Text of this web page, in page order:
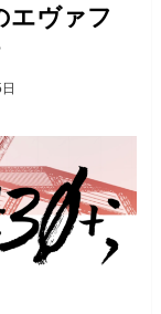
エヴァフ